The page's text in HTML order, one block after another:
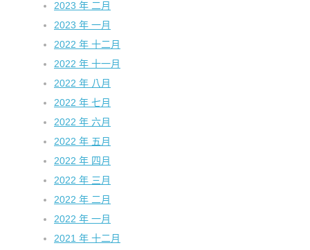
2023 年 二月
2023 年 一月
2022 年 十二月
2022 年 十一月
2022 年 八月
2022 年 七月
2022 年 六月
2022 年 五月
2022 年 四月
2022 年 三月
2022 年 二月
2022 年 一月
2021 年 十二月